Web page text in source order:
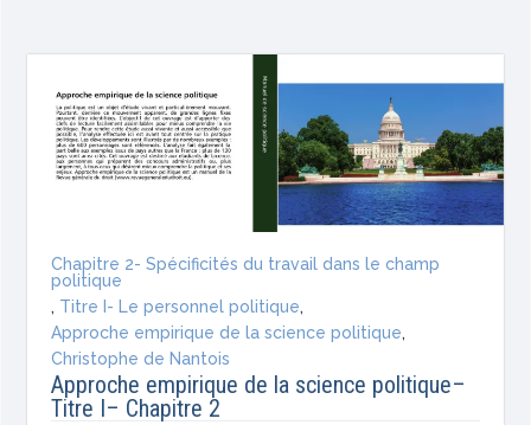
Chapitre 2- Spécificités du travail dans le champ
politique
, Titre I- Le personnel politique,
Approche empirique de la science politique,
Christophe de Nantois
Approche empirique de la science politique–
Titre I– Chapitre 2